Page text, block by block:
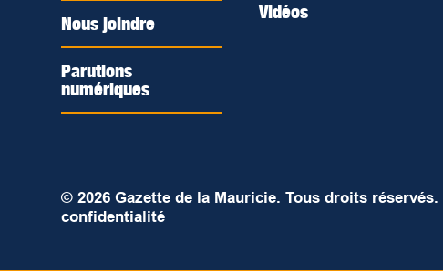
Nous joindre
Parutions
numériques
Vidéos
© 2026 Gazette de la Mauricie. Tous droits réservés.
confidentialité